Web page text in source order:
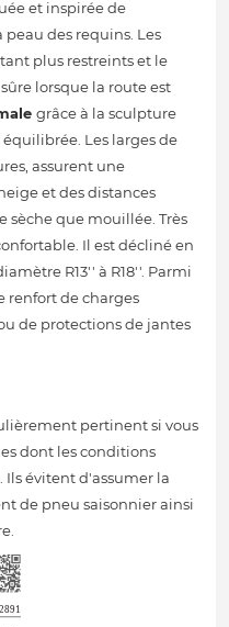
et inspirée de
des requins. Les
plus restreints et le
lorsque la route est
grâce à la sculpture
Les larges de
assurent une
et des distances
sèche que mouillée. Très
Il est décliné en
R13'' à R18''. Parmi
renfort de charges
de protections de jantes
pertinent si vous
dont les conditions
évitent d'assumer la
de pneu saisonnier ainsi